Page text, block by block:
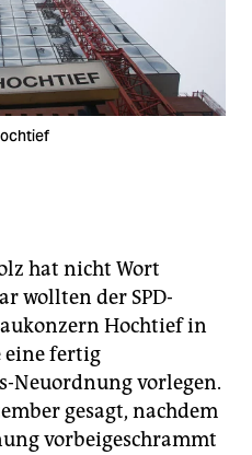
hat nicht Wort
wollten der SPD-
Hochtief in
eine fertig
Neuordnung vorlegen.
gesagt, nachdem
vorbeigeschrammt